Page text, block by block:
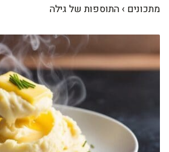
מתכונים › התוספות של גילה